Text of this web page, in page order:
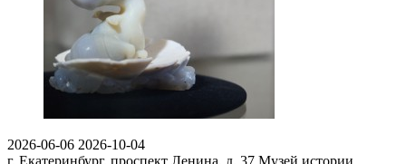
2026-06-06 2026-10-04
г. Екатеринбург, проспект Ленина, д. 37 Музей истории